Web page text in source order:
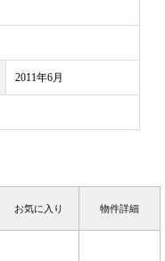
2011年6月
お気に入り 物件詳細